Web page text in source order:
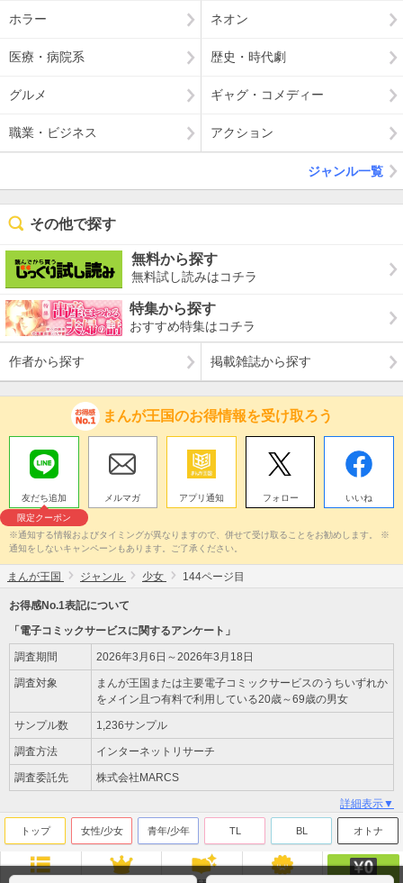
ホラー ネオン
医療・病院系 歴史・時代劇
グルメ ギャグ・コメディー
職業・ビジネス アクション
ジャンル一覧
その他で探す
無料から探す
無料試し読みはコチラ
特集から探す
おすすめ特集はコチラ
作者から探す 掲載雑誌から探す
まんが王国のお得情報を受け取ろう
友だち追加
限定クーポン
メルマガ アプリ通知 フォロー いいね
※通知する情報およびタイミングが異なりますので、併せて受け取ることをお勧めします。 ※
通知をしないキャンペーンもあります。ご了承ください。
まんが王国 ジャンル 少女 144ページ目
お得感No.1表記について
「電子コミックサービスに関するアンケート」
調査期間 2026年3月6日～2026年3月18日
調査対象
まんが王国または主要電子コミックサービスのうちいずれか
をメイン且つ有料で利用している20歳～69歳の男女
サンプル数 1,236サンプル
調査方法 インターネットリサーチ
調査委託先 株式会社MARCS
詳細表示▼
トップ 女性/少女 青年/少年 TL BL オトナ